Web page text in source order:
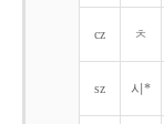
cz ㅊ
sz 시*